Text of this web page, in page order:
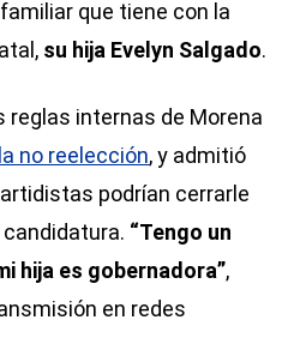
que tiene con la
su hija Evelyn Salgado.
reglas internas de Morena
no reelección, y admitió
podrían cerrarle
“Tengo un
hija es gobernadora”,
en redes